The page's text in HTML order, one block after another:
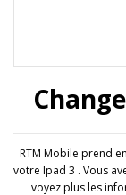
RTM Mobile prend
votre Ipad 3 . Vous
voyez plus les